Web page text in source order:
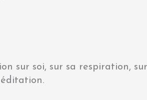
sur soi, sur sa respiration, sur